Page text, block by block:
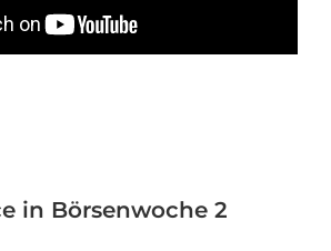
in Börsenwoche 2